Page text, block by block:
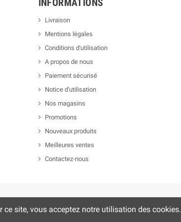
INFORMATIONS
Livraison
Mentions légales
Conditions d'utilisation
A propos de nous
Paiement sécurisé
Notice d'utilisation
Nos magasins
Promotions
Nouveaux produits
Meilleures ventes
Contactez-nous
site, vous acceptez notre utilisation des cookies.